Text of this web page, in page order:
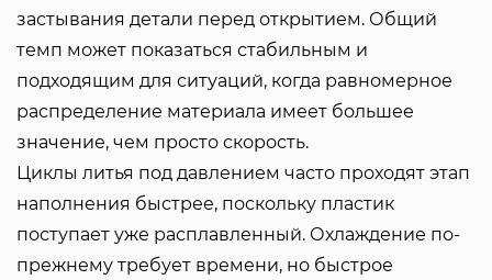
застывания детали перед открытием. Общий
темп может показаться стабильным и
подходящим для ситуаций, когда равномерное
распределение материала имеет большее
значение, чем просто скорость.
Циклы литья под давлением часто проходят этап
наполнения быстрее, поскольку пластик
поступает уже расплавленный. Охлаждение по-
прежнему требует времени, но быстрое